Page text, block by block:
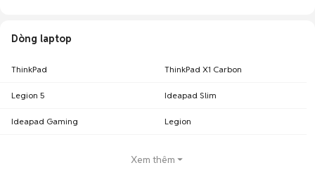
Dòng laptop
ThinkPad ThinkPad X1 Carbon
Legion 5 Ideapad Slim
Ideapad Gaming Legion
Xem thêm